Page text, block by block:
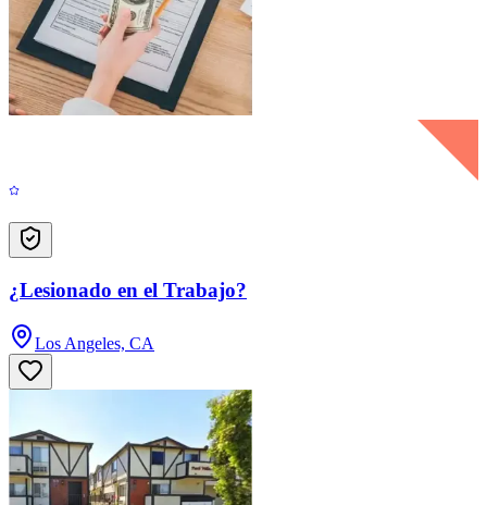
¿Lesionado en el Trabajo?
Los Angeles, CA